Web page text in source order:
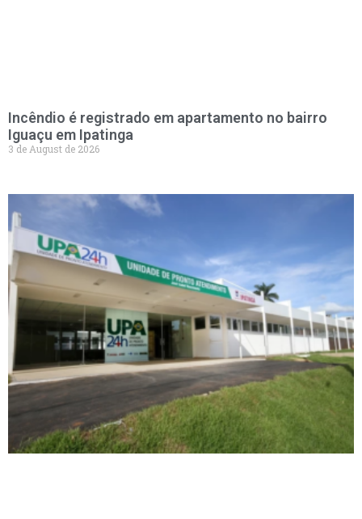
Incêndio é registrado em apartamento no bairro
Iguaçu em Ipatinga
3 de August de 2026